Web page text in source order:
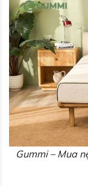
Gummi – Mua